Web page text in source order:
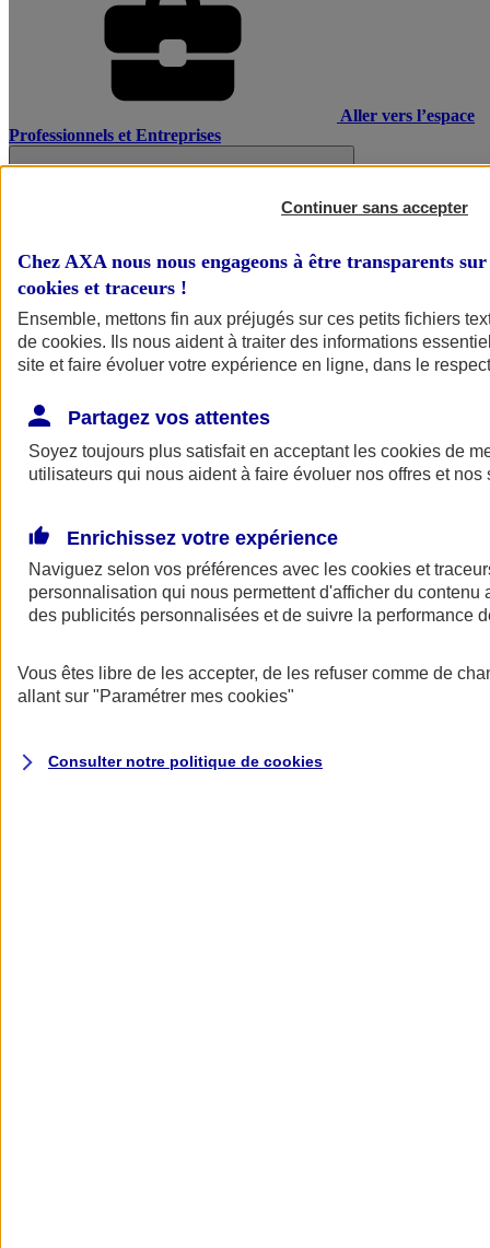
Aller vers l’espace
Professionnels et Entreprises
AXA Assurance
Continuer sans accepter
Chez AXA nous nous engageons à être transparents
cookies et traceurs !
Ensemble, mettons fin aux préjugés sur ces petits fichiers
de cookies. Ils nous aident à traiter des informations
site et faire évoluer votre expérience en ligne, dans le
Partagez vos attentes
Soyez toujours plus satisfait en acceptant les cookies de
utilisateurs qui nous aident à faire évoluer nos offres et nos
Enrichissez votre expérience
Naviguez selon vos préférences avec les cookies et
personnalisation qui nous permettent d'afficher du contenu
des publicités personnalisées et de suivre la performance
Vous êtes libre de les accepter, de les refuser comme de
allant sur "Paramétrer mes cookies"
Consulter notre politique de cookies